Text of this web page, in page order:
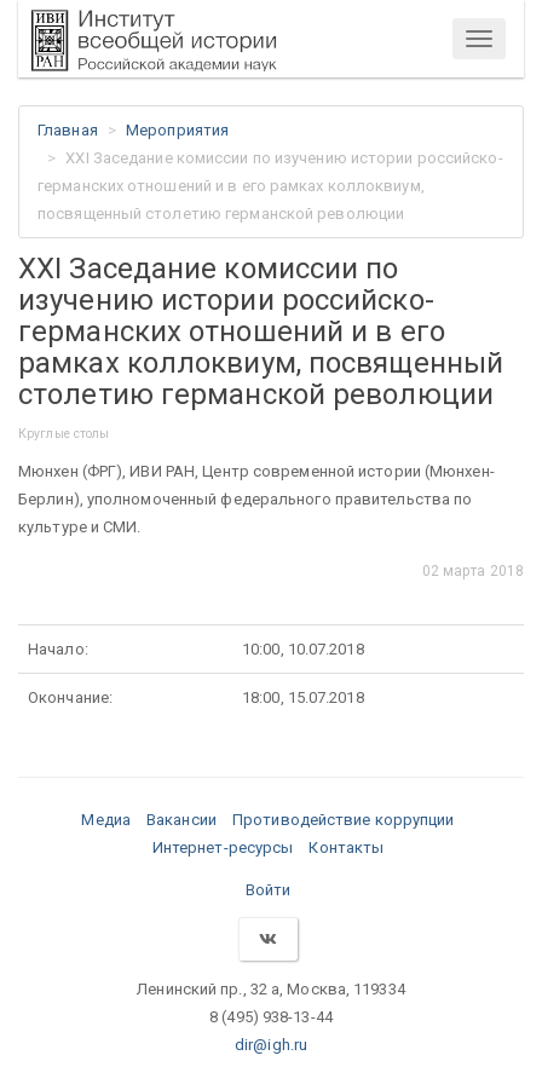
Меню
Главная
Мероприятия
XXI Заседание комиссии по изучению истории российско-
германских отношений и в его рамках коллоквиум,
посвященный столетию германской революции
XXI Заседание комиссии по
изучению истории российско-
германских отношений и в его
рамках коллоквиум, посвященный
столетию германской революции
Круглые столы
Мюнхен (ФРГ), ИВИ РАН, Центр современной истории (Мюнхен-
Берлин), уполномоченный федерального правительства по
культуре и СМИ.
02 марта 2018
Начало: 10:00, 10.07.2018
Окончание: 18:00, 15.07.2018
Медиа Вакансии
Противодействие коррупции
Интернет-ресурсы
Контакты
Войти
Ленинский пр., 32 а, Москва, 119334
8 (495) 938-13-44
dir@igh.ru